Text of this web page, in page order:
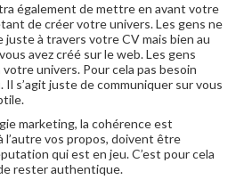
également de mettre en avant votre
de créer votre univers. Les gens ne
à travers votre CV mais bien au
avez créé sur le web. Les gens
univers. Pour cela pas besoin
Il s’agit juste de communiquer sur vous
marketing, la cohérence est
l’autre vos propos, doivent être
qui est en jeu. C’est pour cela
rester authentique.